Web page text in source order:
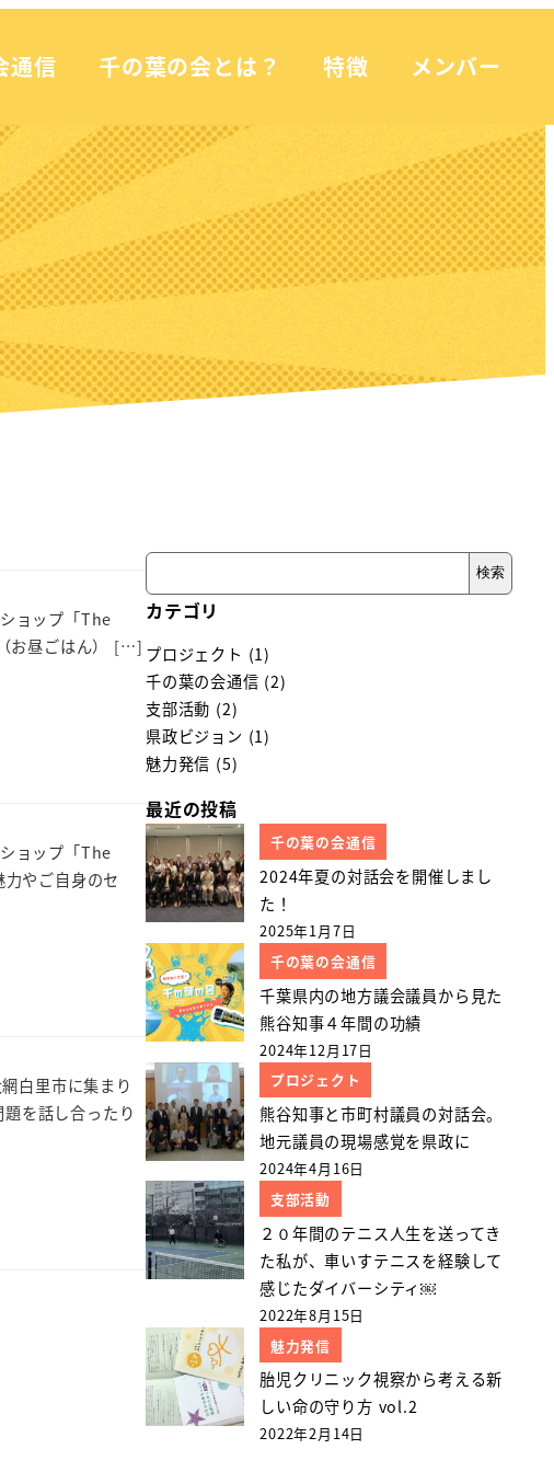
通信 千の葉の会とは？ 特徴 メンバー
ョップ「The
お昼ごはん） […]
ョップ「The
やご自身のセ
白里市に集まり
を話し合ったり
検
索
検索
カテゴリ
プロジェクト (1)
千の葉の会通信 (2)
支部活動 (2)
県政ビジョン (1)
魅力発信 (5)
最近の投稿
千の葉の会通信
2024年夏の対話会を開催しまし
た！
2025年1月7日
千の葉の会通信
千葉県内の地方議会議員から見た
熊谷知事４年間の功績
2024年12月17日
プロジェクト
熊谷知事と市町村議員の対話会。
地元議員の現場感覚を県政に
2024年4月16日
支部活動
２０年間のテニス人生を送ってき
た私が、車いすテニスを経験して
感じたダイバーシティ￼
2022年8月15日
魅力発信
胎児クリニック視察から考える新
しい命の守り方 vol.2
2022年2月14日